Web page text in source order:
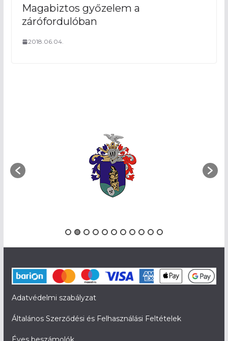
Magabiztos győzelem a
zárófordulóban
2018.06.04.
Adatvédelmi szabályzat
Általános Szerződési és Felhasználási Feltételek